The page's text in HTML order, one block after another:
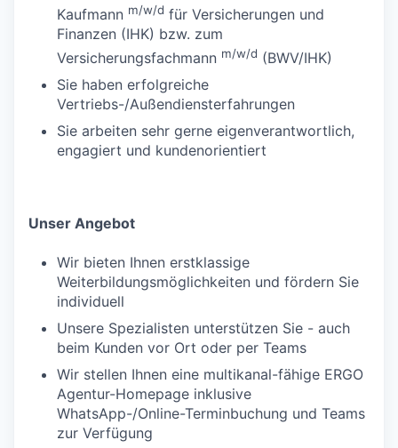
Kaufmann m/w/d für Versicherungen und
Finanzen (IHK) bzw. zum
Versicherungsfachmann m/w/d (BWV/IHK)
Sie haben erfolgreiche
Vertriebs-/Außendiensterfahrungen
Sie arbeiten sehr gerne eigenverantwortlich,
engagiert und kundenorientiert
Unser Angebot
Wir bieten Ihnen erstklassige
Weiterbildungsmöglichkeiten und fördern Sie
individuell
Unsere Spezialisten unterstützen Sie - auch
beim Kunden vor Ort oder per Teams
Wir stellen Ihnen eine multikanal-fähige ERGO
Agentur-Homepage inklusive
WhatsApp-/Online-Terminbuchung und Teams
zur Verfügung